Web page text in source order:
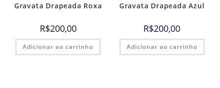
Gravata Drapeada Roxa
R$200,00
Adicionar ao carrinho
Gravata Drapeada Azul
R$200,00
Adicionar ao carrinho